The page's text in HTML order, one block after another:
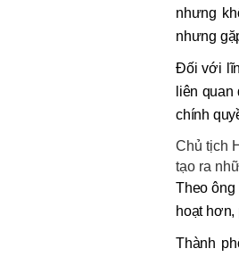
nhưng
nhưng
Đối với
liên
chính
Chủ tịch
tạo ra
Theo ông
hoạt hơn,
Thành